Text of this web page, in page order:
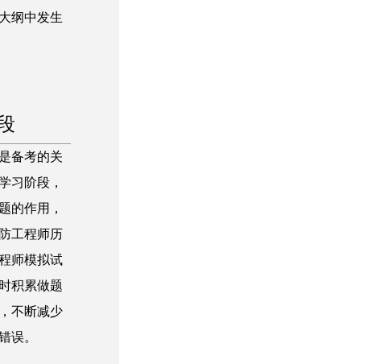
纲中发生
备考的关
习阶段，
的作用，
工程师历
师模拟试
积累做题
不断减少
误。